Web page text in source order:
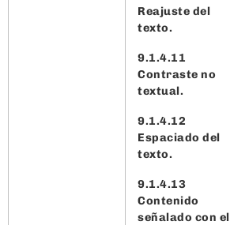
Reajuste del
texto.
9.1.4.11
Contraste no
textual.
9.1.4.12
Espaciado del
texto.
9.1.4.13
Contenido
señalado con el